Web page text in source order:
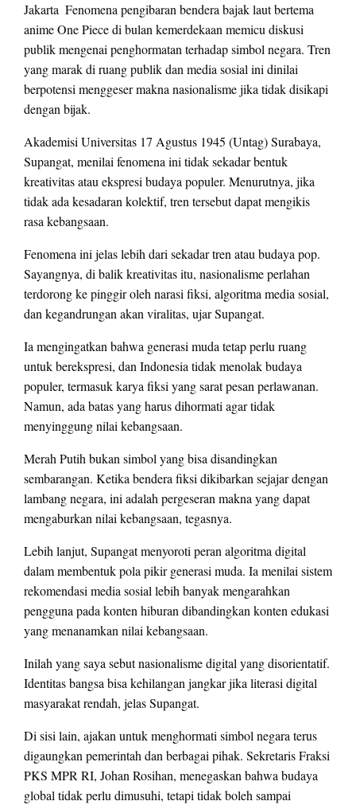
Jakarta  Fenomena pengibaran bendera bajak laut bertema
anime One Piece di bulan kemerdekaan memicu diskusi
publik mengenai penghormatan terhadap simbol negara. Tren
yang marak di ruang publik dan media sosial ini dinilai
berpotensi menggeser makna nasionalisme jika tidak disikapi
dengan bijak.
Akademisi Universitas 17 Agustus 1945 (Untag) Surabaya,
Supangat, menilai fenomena ini tidak sekadar bentuk
kreativitas atau ekspresi budaya populer. Menurutnya, jika
tidak ada kesadaran kolektif, tren tersebut dapat mengikis
rasa kebangsaan.
Fenomena ini jelas lebih dari sekadar tren atau budaya pop.
Sayangnya, di balik kreativitas itu, nasionalisme perlahan
terdorong ke pinggir oleh narasi fiksi, algoritma media sosial,
dan kegandrungan akan viralitas, ujar Supangat.
Ia mengingatkan bahwa generasi muda tetap perlu ruang
untuk berekspresi, dan Indonesia tidak menolak budaya
populer, termasuk karya fiksi yang sarat pesan perlawanan.
Namun, ada batas yang harus dihormati agar tidak
menyinggung nilai kebangsaan.
Merah Putih bukan simbol yang bisa disandingkan
sembarangan. Ketika bendera fiksi dikibarkan sejajar dengan
lambang negara, ini adalah pergeseran makna yang dapat
mengaburkan nilai kebangsaan, tegasnya.
Lebih lanjut, Supangat menyoroti peran algoritma digital
dalam membentuk pola pikir generasi muda. Ia menilai sistem
rekomendasi media sosial lebih banyak mengarahkan
pengguna pada konten hiburan dibandingkan konten edukasi
yang menanamkan nilai kebangsaan.
Inilah yang saya sebut nasionalisme digital yang disorientatif.
Identitas bangsa bisa kehilangan jangkar jika literasi digital
masyarakat rendah, jelas Supangat.
Di sisi lain, ajakan untuk menghormati simbol negara terus
digaungkan pemerintah dan berbagai pihak. Sekretaris Fraksi
PKS MPR RI, Johan Rosihan, menegaskan bahwa budaya
global tidak perlu dimusuhi, tetapi tidak boleh sampai